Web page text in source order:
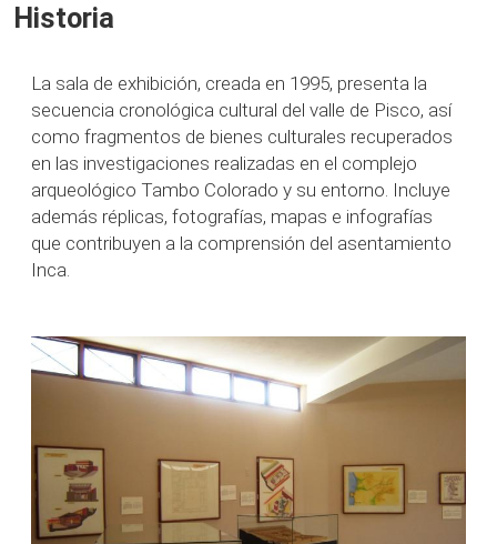
Historia
La sala de exhibición, creada en 1995, presenta la
secuencia cronológica cultural del valle de Pisco, así
como fragmentos de bienes culturales recuperados
en las investigaciones realizadas en el complejo
arqueológico Tambo Colorado y su entorno. Incluye
además réplicas, fotografías, mapas e infografías
que contribuyen a la comprensión del asentamiento
Inca.